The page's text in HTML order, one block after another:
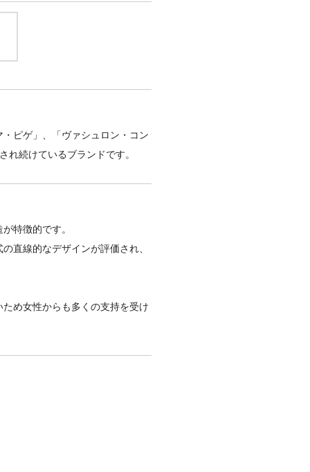
ピゲ」、「ヴァシュロン・コン
れ続けているブランドです。
特徴的です。
直線的なデザインが評価され、
め女性からも多くの支持を受け